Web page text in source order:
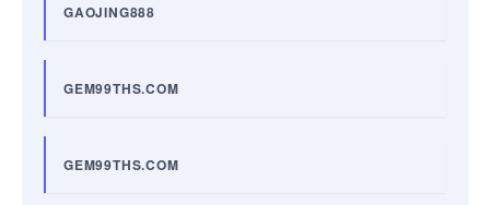
GAOJING888
GEM99THS.COM
GEM99THS.COM